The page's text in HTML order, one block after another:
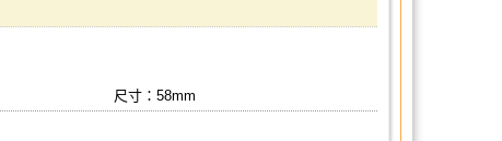
尺寸：58mm